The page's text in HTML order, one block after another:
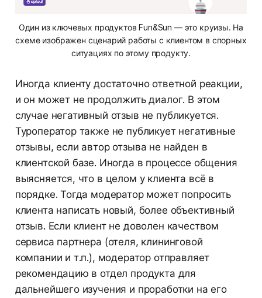
Один из ключевых продуктов Fun&Sun — это круизы. На
схеме изображен сценарий работы с клиентом в спорных
ситуациях по этому продукту.
Иногда клиенту достаточно ответной реакции,
и он может не продолжить диалог. В этом
случае негативный отзыв не публикуется.
Туроператор также не публикует негативные
отзывы, если автор отзыва не найден в
клиентской базе. Иногда в процессе общения
выясняется, что в целом у клиента всё в
порядке. Тогда модератор может попросить
клиента написать новый, более объективный
отзыв. Если клиент не доволен качеством
сервиса партнера (отеля, клининговой
компании и т.п.), модератор отправляет
рекомендацию в отдел продукта для
дальнейшего изучения и проработки на его